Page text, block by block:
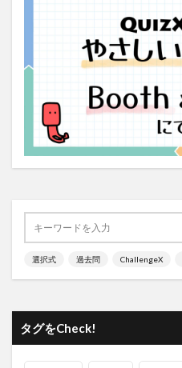
選択式 過去問 ChallengeX
タグをCheck!